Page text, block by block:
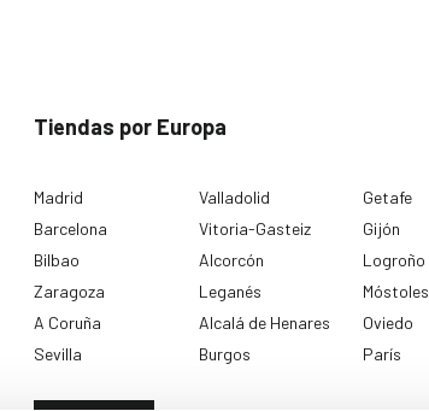
Tiendas por Europa
Madrid
Barcelona
Bilbao
Zaragoza
A Coruña
Sevilla
Valladolid
Vitoria-Gasteiz
Alcorcón
Leganés
Alcalá de Henares
Burgos
Getafe
Gijón
Logroño
Móstoles
Oviedo
París